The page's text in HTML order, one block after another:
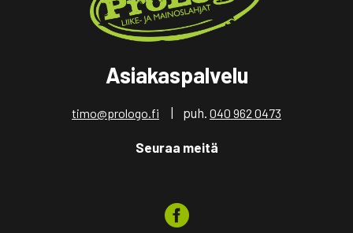
Asiakaspalvelu
timo@prologo.fi | puh. 040 962 0473
Seuraa meitä